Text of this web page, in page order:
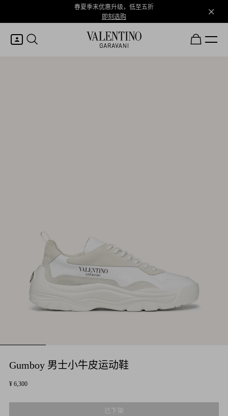
春夏季末优惠升级，低至五折
即刻选购
Gumboy 男士小牛皮运动鞋
¥ 6,300
已下架